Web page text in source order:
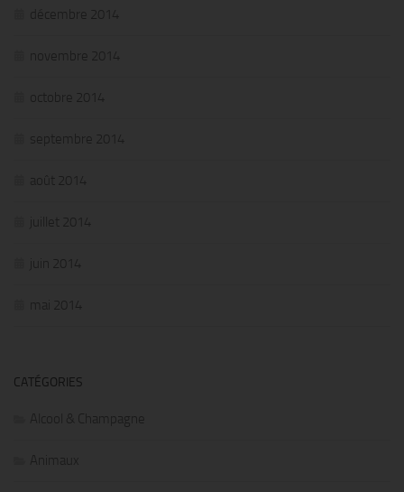
décembre 2014
novembre 2014
octobre 2014
septembre 2014
août 2014
juillet 2014
juin 2014
mai 2014
CATÉGORIES
Alcool & Champagne
Animaux